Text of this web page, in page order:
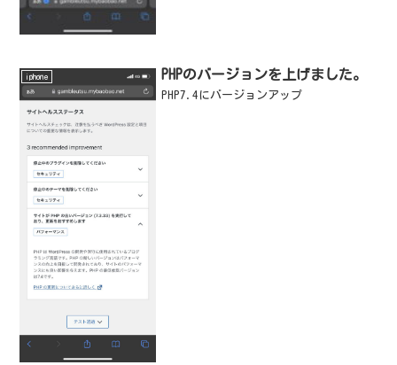
iphone PHPのバージョンを上げました。
PHP7.4にバージョンアップ